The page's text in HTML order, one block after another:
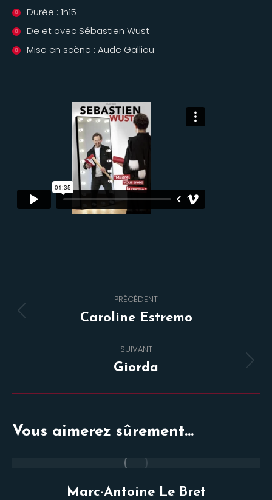
Durée : 1h15
De et avec Sébastien Wust
Mise en scène : Aude Galliou
de
PRÉCÉDENT
Onglet
Caroline Estremo
SUIVANT
Projets
Giorda
Vous aimerez sûrement...
Marc-Antoine Le Bret